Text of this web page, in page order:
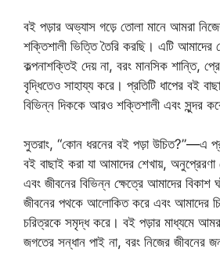
বই পড়ার অভ্যাস গড়ে তোলা মানে আমরা
শক্তিশালী ভিত্তি তৈরি করছি। এটি আমাদের
কল্পনাশক্তিই দেয় না, বরং মানসিক শান্তি,
বৃদ্ধিতেও সাহায্য করে। প্রতিটি ধাপের বই
বিভিন্ন দিককে আরও শক্তিশালী এবং সুন্দর
সুতরাং, “কোন ধরনের বই পড়া উচিত?”—এ
বই বাছাই করা যা আমাদের শেখায়,
এবং জীবনের বিভিন্ন ক্ষেত্রে আমাদের
জীবনের পথকে আলোকিত করে এবং আমাদের
চরিত্রকে সমৃদ্ধ করে। বই পড়ার মাধ্যমে
জগতের সন্ধান পাই না, বরং নিজের জীবনের